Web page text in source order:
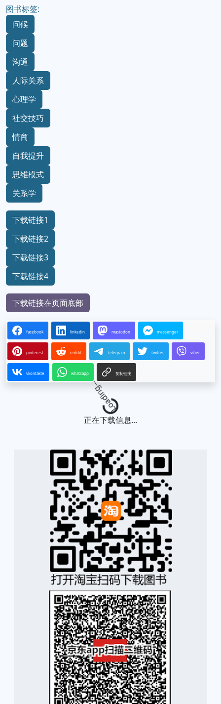
图书标签:
问候
问题
沟通
人际关系
心理学
社交技巧
情商
自我提升
思维模式
关系学
下载链接1
下载链接2
下载链接3
下载链接4
下载链接在页面底部
facebook linkedin mastodon messenger
pinterest reddit telegram twitter viber
vkontakte whatsapp 复制链接
Loading...
正在下载信息...